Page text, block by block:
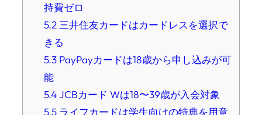
持費ゼロ
5.2三井住友カードはカードレスを選択で
きる
5.3 PayPayカードは18歳から申し込みが可
能
5.4JCBカード Wは18〜39歳が入会対象
5.5 ライフカードは学生向けの特典を用意